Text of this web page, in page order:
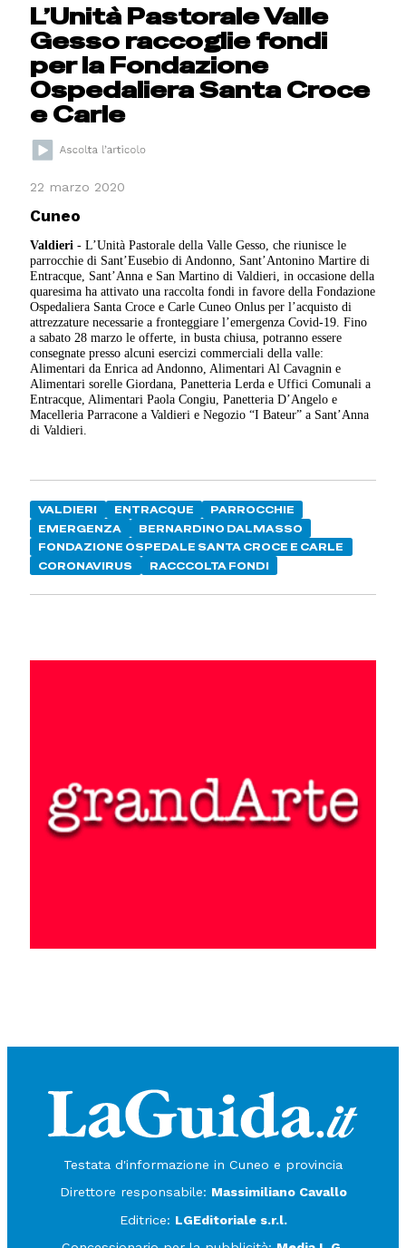
L’Unità Pastorale Valle
Gesso raccoglie fondi
per la Fondazione
Ospedaliera Santa Croce
e Carle
22 marzo 2020
Cuneo
Valdieri - L’Unità Pastorale della Valle Gesso, che riunisce le
parrocchie di Sant’Eusebio di Andonno, Sant’Antonino Martire di
Entracque, Sant’Anna e San Martino di Valdieri, in occasione della
quaresima ha attivato una raccolta fondi in favore della Fondazione
Ospedaliera Santa Croce e Carle Cuneo Onlus per l’acquisto di
attrezzature necessarie a fronteggiare l’emergenza Covid-19. Fino
a sabato 28 marzo le offerte, in busta chiusa, potranno essere
consegnate presso alcuni esercizi commerciali della valle:
Alimentari da Enrica ad Andonno, Alimentari Al Cavagnin e
Alimentari sorelle Giordana, Panetteria Lerda e Uffici Comunali a
Entracque, Alimentari Paola Congiu, Panetteria D’Angelo e
Macelleria Parracone a Valdieri e Negozio “I Bateur” a Sant’Anna
di Valdieri.
VALDIERI ENTRACQUE
PARROCCHIE
EMERGENZA
BERNARDINO DALMASSO
FONDAZIONE OSPEDALE SANTA CROCE E CARLE
CORONAVIRUS
RACCCOLTA FONDI
Testata d'informazione in Cuneo e provincia
Direttore responsabile: Massimiliano Cavallo
Editrice: LGEditoriale s.r.l.